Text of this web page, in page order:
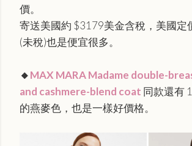
價。
寄送美國約 $3179美金含稅，美國定
(未稅)也是便宜很多。
🔸MAX MARA Madame double-
and cashmere-blend coat 同款還有
的燕麥色，也是一樣好價格。